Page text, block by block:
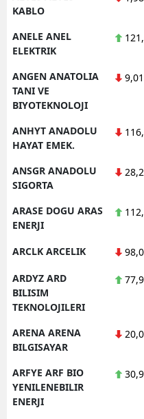
KABLO
ANELE ANEL
ELEKTRIK
ANGEN ANATOLIA
TANI VE
BIYOTEKNOLOJI
9,01
ANHYT ANADOLU
HAYAT EMEK.
ANSGR ANADOLU
SIGORTA
ARASE DOGU ARAS
ENERJI
ARCLK ARCELIK
ARDYZ ARD
BILISIM
TEKNOLOJILERI
ARENA ARENA
BILGISAYAR
ARFYE ARF BIO
YENILENEBILIR
ENERJI